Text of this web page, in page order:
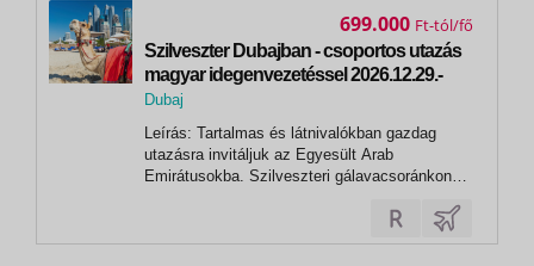
Szilveszter Dubajban - csoportos utazás
magyar idegenvezetéssel 2026.12.29.-
2027.01.04.
Dubaj
Leírás: Tartalmas és látnivalókban gazdag
utazásra invitáljuk az Egyesült Arab
Emirátusokba. Szilveszteri gálavacsoránkon
Dubaj Marina látványos tűzijátékával lépünk át
az új esztendőbe. Utazásunk során ízelítőt
699.000 Ft